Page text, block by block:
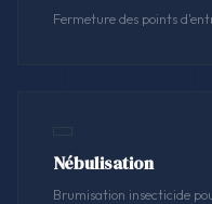
Fermeture des points
Nébulisation
Brumisation insecticide